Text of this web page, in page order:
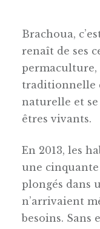
Brachoua,
renaît de ses
permaculture,
traditionnelle
naturelle et se
êtres vivants.
En 2013, les
une
plongés dans
n’arrivaient
besoins. Sans